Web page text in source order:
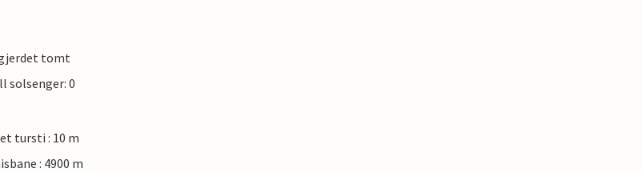
tomt
solsenger: 0
tursti : 10 m
: 4900 m